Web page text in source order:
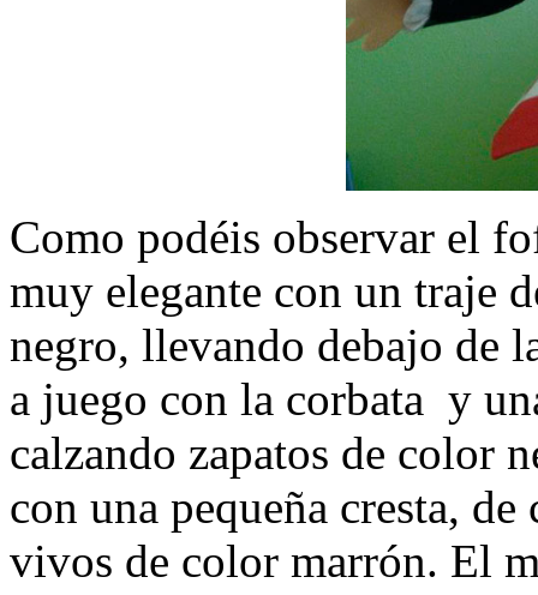
Como podéis observar el
muy elegante con un traje
negro, llevando debajo de
a juego con la corbata y
calzando zapatos de color
con una pequeña cresta,
vivos de color marrón. El